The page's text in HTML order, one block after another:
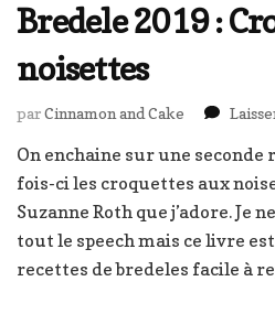
Bredele 2019 :
noisettes
parCinnamon and Cake
On enchaine sur une seconde
fois-ci les croquettes aux
Suzanne Roth que j’adore. Je
tout le speech mais ce livre
recettes de bredeles facile à